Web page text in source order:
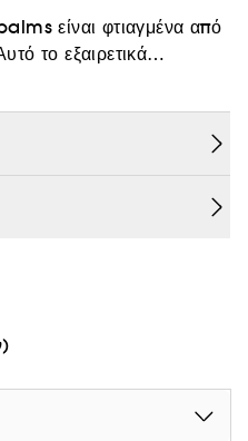
είναι φτιαγμένα από
το εξαιρετικά
για να
τις ξηρές